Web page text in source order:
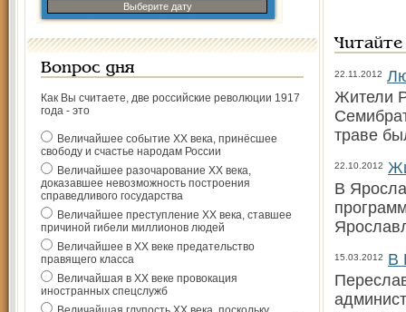
Выберите дату
Вопрос дня
Как Вы считаете, две российские революции 1917
года - это
Величайшее событие ХХ века, принёсшее
свободу и счастье народам России
Величайшее разочарование ХХ века,
доказавшее невозможность построения
справедливого государства
Величайшее преступление ХХ века, ставшее
причиной гибели миллионов людей
Величайшее в ХХ веке предательство
правящего класса
Величайшая в ХХ веке провокация
иностранных спецслужб
22.11.2012
Жители
траве
22.10.2012
В
15.03.2012
В